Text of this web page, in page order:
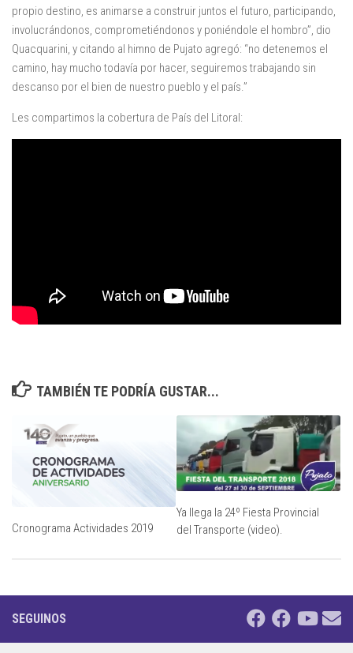
propio destino, es animarse a construir juntos el futuro, participando,
involucrándonos, comprometiéndonos y poniéndole el hombro”, dio
Quacquarini, y citando al himno de Pujato agregó: “no detenemos el
camino, hay mucho todavía por hacer, seguiremos trabajando sin
descanso por el bien de nuestro pueblo y el país.”
Les compartimos la cobertura de País del Litoral:
TAMBIÉN TE PODRÍA GUSTAR...
Cronograma Actividades 2019
Ya llega la 24º Fiesta Provincial
del Transporte (video).
SEGUINOS